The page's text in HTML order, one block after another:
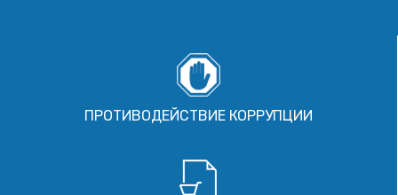
ПРОТИВОДЕЙСТВИЕ КОРРУПЦИИ